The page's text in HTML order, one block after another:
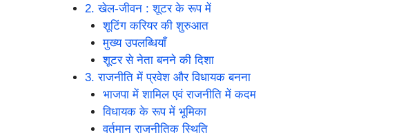
2. खेल-जीवन : शूटर के रूप में
शूटिंग करियर की शुरुआत
मुख्य उपलब्धियाँ
शूटर से नेता बनने की दिशा
3. राजनीति में प्रवेश और विधायक बनना
भाजपा में शामिल एवं राजनीति में कदम
विधायक के रूप में भूमिका
वर्तमान राजनीतिक स्थिति